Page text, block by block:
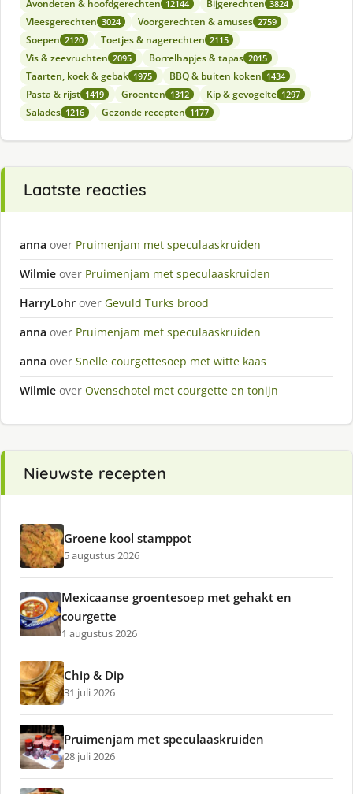
Avondeten & hoofdgerechten 12144 Bijgerechten 3824
Vleesgerechten 3024 Voorgerechten & amuses 2759
Soepen 2120 Toetjes & nagerechten 2115
Vis & zeevruchten 2095 Borrelhapjes & tapas 2015
Taarten, koek & gebak 1975 BBQ & buiten koken 1434
Pasta & rijst 1419 Groenten 1312 Kip & gevogelte 1297
Salades 1216 Gezonde recepten 1177
Laatste reacties
anna over Pruimenjam met speculaaskruiden
Wilmie over Pruimenjam met speculaaskruiden
HarryLohr over Gevuld Turks brood
anna over Pruimenjam met speculaaskruiden
anna over Snelle courgettesoep met witte kaas
Wilmie over Ovenschotel met courgette en tonijn
Nieuwste recepten
Groene kool stamppot
5 augustus 2026
Mexicaanse groentesoep met gehakt en
courgette
1 augustus 2026
Chip & Dip
31 juli 2026
Pruimenjam met speculaaskruiden
28 juli 2026